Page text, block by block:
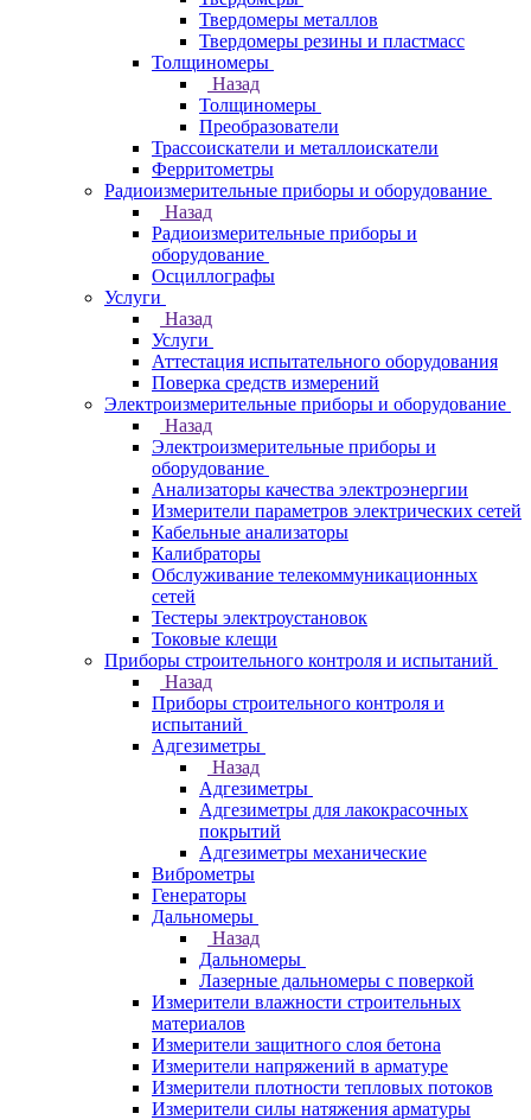
Твердомеры металлов
Твердомеры резины и пластмасс
Толщиномеры
Назад
Толщиномеры
Преобразователи
Трассоискатели и металлоискатели
Ферритометры
Радиоизмерительные приборы и оборудование
Назад
Радиоизмерительные приборы и
оборудование
Осциллографы
Услуги
Назад
Услуги
Аттестация испытательного оборудования
Поверка средств измерений
Электроизмерительные приборы и оборудование
Назад
Электроизмерительные приборы и
оборудование
Анализаторы качества электроэнергии
Измерители параметров электрических сетей
Кабельные анализаторы
Калибраторы
Обслуживание телекоммуникационных
сетей
Тестеры электроустановок
Токовые клещи
Приборы строительного контроля и испытаний
Назад
Приборы строительного контроля и
испытаний
Адгезиметры
Назад
Адгезиметры
Адгезиметры для лакокрасочных
покрытий
Адгезиметры механические
Виброметры
Генераторы
Дальномеры
Назад
Дальномеры
Лазерные дальномеры с поверкой
Измерители влажности строительных
материалов
Измерители защитного слоя бетона
Измерители напряжений в арматуре
Измерители плотности тепловых потоков
Измерители силы натяжения арматуры